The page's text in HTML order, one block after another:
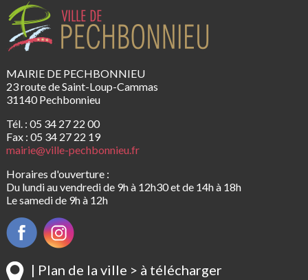
MAIRIE DE PECHBONNIEU
23 route de Saint-Loup-Cammas
31140 Pechbonnieu
Tél. : 05 34 27 22 00
Fax : 05 34 27 22 19
mairie@ville-pechbonnieu.fr
Horaires d'ouverture :
Du lundi au vendredi de 9h à 12h30 et de 14h à 18h
Le samedi de 9h à 12h
| Plan de la ville > à télécharger